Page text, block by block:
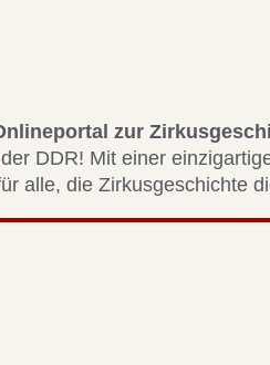
zur
DDR! Mit einer
alle, die Zirkusgeschichte